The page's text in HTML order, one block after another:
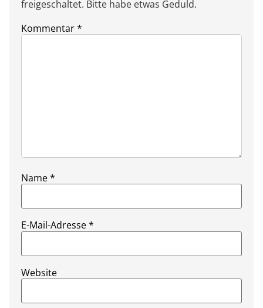
freigeschaltet. Bitte habe etwas Geduld.
Kommentar*
Name*
E-Mail-Adresse*
Website